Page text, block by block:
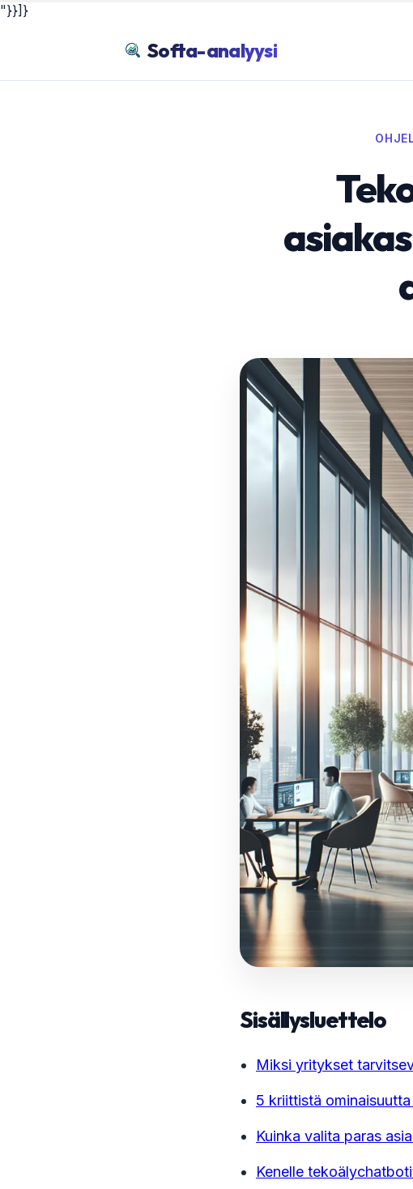
"}}]}
Softa-analyysi
Sisällysluettelo
Miksi yritykset
5 kriittistä
Kuinka valita paras
Kenelle